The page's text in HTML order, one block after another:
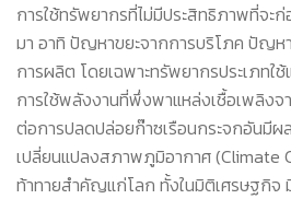
การใช้ทรัพยากรที่ไม่มีประสิทธิภาพที่จะ
มา อาทิ ปัญหาขยะจากการบริโภค ปัญห
การผลิต โดยเฉพาะทรัพยากรประเภทใ
การใช้พลังงานที่พึ่งพาแหล่งเชื้อเพลิ
ต่อการปลดปล่อยก๊าซเรือนกระจกอันมี
เปลี่ยนแปลงสภาพภูมิอากาศ (Climate
ท้าทายสำคัญแก่โลก ทั้งในมิติเศรษฐกิจ